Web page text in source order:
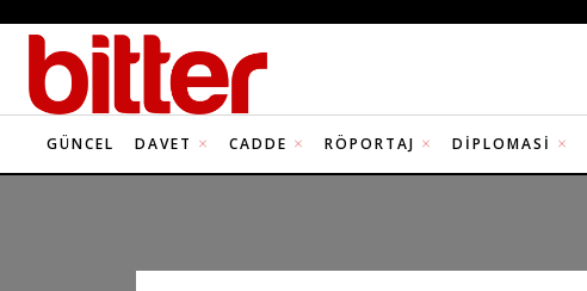
GÜNCEL DAVET CADDE RÖPORTAJ DIPLOMASI